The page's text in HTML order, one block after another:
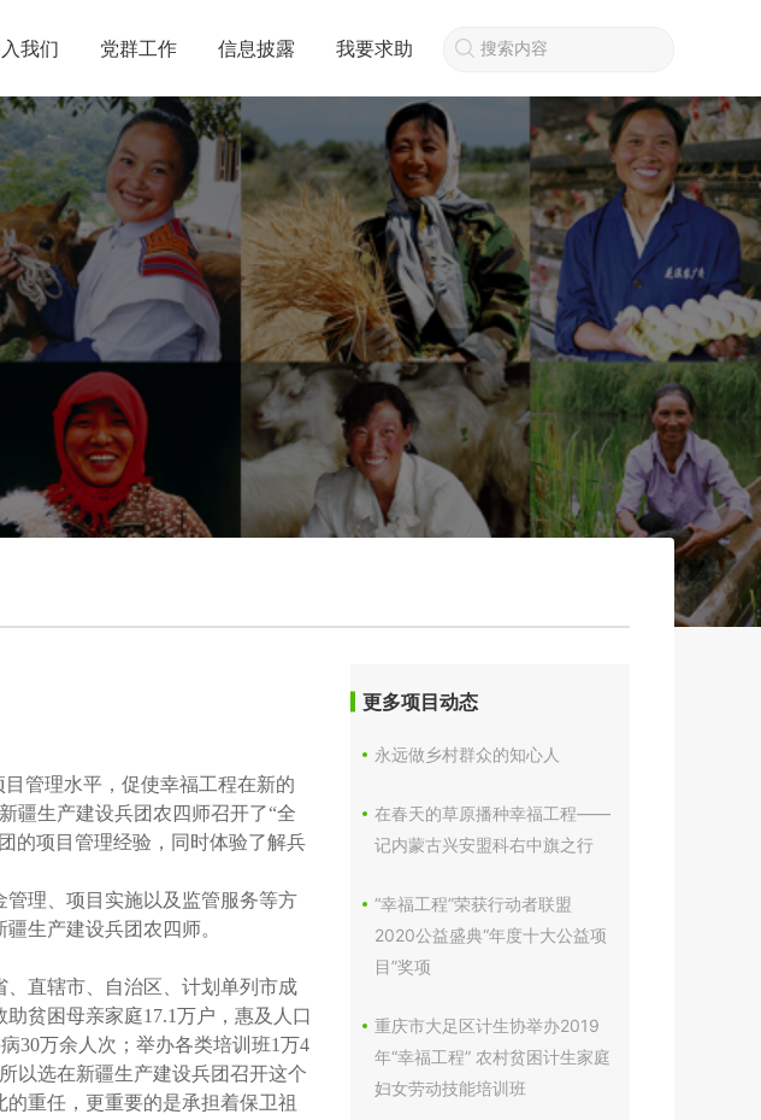
我们 党群工作 信息披露 我要求助
管理水平，促使幸福工程在新的
疆生产建设兵团农四师召开了“全
的项目管理经验，同时体验了解兵
理、项目实施以及监管服务等方
生产建设兵团农四师。
直辖市、自治区、计划单列市成
贫困母亲家庭17.1万户，惠及人口
30万余人次；举办各类培训班1万4
以选在新疆生产建设兵团召开这个
重任，更重要的是承担着保卫祖
更多项目动态
永远做乡村群众的知心人
在春天的草原播种幸福工程——
记内蒙古兴安盟科右中旗之行
“幸福工程”荣获行动者联盟
2020公益盛典“年度十大公益项
目”奖项
重庆市大足区计生协举办2019
年“幸福工程” 农村贫困计生家庭
妇女劳动技能培训班